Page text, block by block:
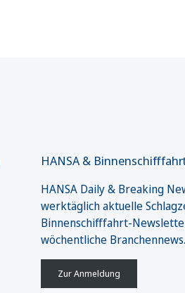
HANSA &
HANSA Daily & Breaking
werktäglich aktuelle
Binnenschifffahrt-
wöchentliche Branchennews.
Zur Anmeldung